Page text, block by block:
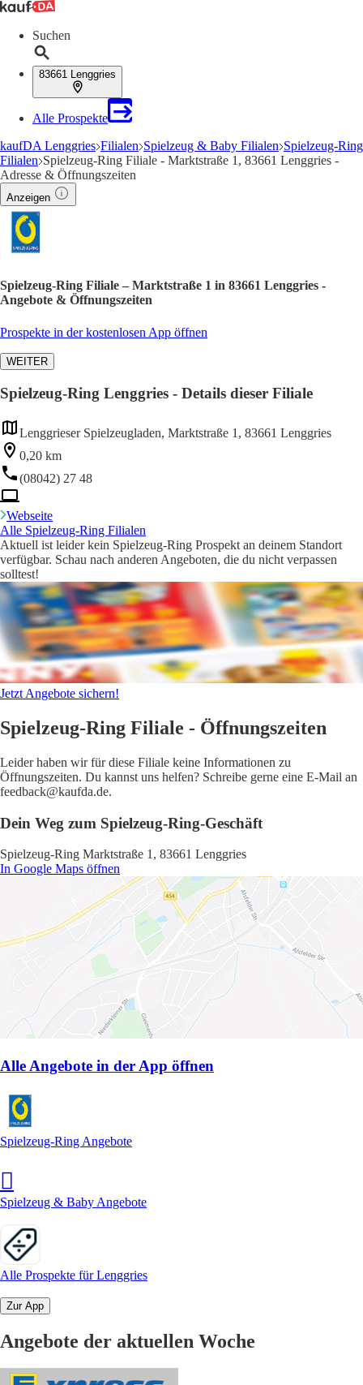
Suchen
83661 Lenggries
Alle Prospekte
kaufDA Lenggries Filialen Spielzeug & Baby Filialen Spielzeug-Ring
Filialen Spielzeug-Ring Filiale - Marktstraße 1, 83661 Lenggries -
Adresse & Öffnungszeiten
Anzeigen
Spielzeug-Ring Filiale – Marktstraße 1 in 83661 Lenggries -
Angebote & Öffnungszeiten
Prospekte in der kostenlosen App öffnen
WEITER
Spielzeug-Ring Lenggries - Details dieser Filiale
Lenggrieser Spielzeugladen, Marktstraße 1, 83661 Lenggries
0,20 km
(08042) 27 48
Webseite
Alle Spielzeug-Ring Filialen
Aktuell ist leider kein Spielzeug-Ring Prospekt an deinem Standort
verfügbar. Schau nach anderen Angeboten, die du nicht verpassen
solltest!
Jetzt Angebote sichern!
Spielzeug-Ring Filiale - Öffnungszeiten
Leider haben wir für diese Filiale keine Informationen zu
Öffnungszeiten. Du kannst uns helfen? Schreibe gerne eine E-Mail an
feedback@kaufda.de.
Dein Weg zum Spielzeug-Ring-Geschäft
Spielzeug-Ring Marktstraße 1, 83661 Lenggries
In Google Maps öffnen
Alle Angebote in der App öffnen
Spielzeug-Ring Angebote
Spielzeug & Baby Angebote
Alle Prospekte für Lenggries
Zur App
Angebote der aktuellen Woche